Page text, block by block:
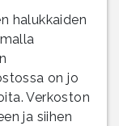
halukkaiden
on jo
Verkoston
ja siihen